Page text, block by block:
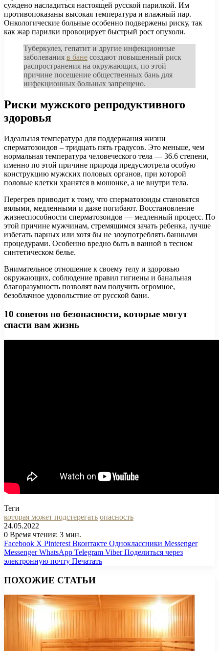
суждено насладиться настоящей русской парилкой. Им
противопоказаны высокая температура и влажный пар.
Онкологические больные особенно подвержены риску, так
как жар парилки провоцирует быстрый рост опухоли.
Туберкулез, гепатит и другие инфекционные
заболевания в бане создают повышенный риск
распространения на окружающих, по этой
причине посещение общественных бань для
инфекционных больных запрещено.
Риски мужского репродуктивного
здоровья
Идеальная температура для поддержания жизни
сперматозоидов – тридцать пять градусов. Это меньше, чем
нормальная температура человеческого тела — 36.6 степени,
именно по этой причине природа предусмотрела особую
конструкцию мужских половых органов, при которой
половые клетки хранятся в мошонке, а не внутри тела.
Перегрев приводит к тому, что сперматозоиды становятся
вялыми, медленными и даже погибают. Восстановление
жизнеспособности сперматозоидов — медленный процесс. По
этой причине мужчинам, стремящимся зачать ребенка, лучше
избегать парных или хотя бы не злоупотреблять банными
процедурами. Особенно вредно быть в ванной в тесном
синтетическом белье.
Внимательное отношение к своему телу и здоровью
окружающих, соблюдение правил гигиены и банальная
благоразумность позволят вам получить огромное,
безоблачное удовольствие от русской бани.
10 советов по безопасности, которые могут
спасти вам жизнь
Теги
которая может подстерегать опасность
24.05.2022
0 Время чтения: 3 мин.
Facebook X Pinterest Вконтакте Одноклассники Messenger
Messenger WhatsApp Telegram Viber Поделиться через
электронную почту Печатать
ПОХОЖИЕ СТАТЬИ